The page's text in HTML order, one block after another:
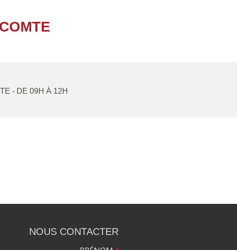
- DE 09H À 12H
NOUS CONTACTER